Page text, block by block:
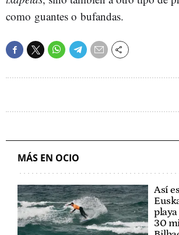
como guantes o bufandas.
MÁS EN OCIO
Así
30